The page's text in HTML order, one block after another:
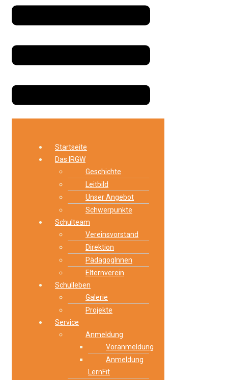
Startseite
Das IRGW
Geschichte
Leitbild
Unser Angebot
Schwerpunkte
Schulteam
Vereinsvorstand
Direktion
PädagogInnen
Elternverein
Schulleben
Galerie
Projekte
Service
Anmeldung
Voranmeldung
Anmeldung
LernFit